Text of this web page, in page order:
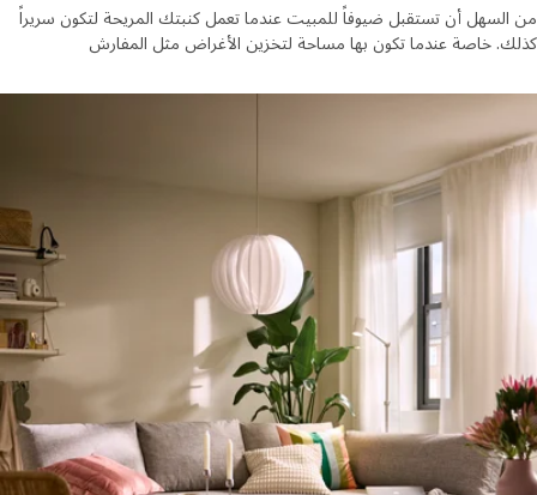
أن تستقبل ضيوفاً للمبيت عندما تعمل كنبتك المريحة لتكون سريراً
خاصة عندما تكون بها مساحة لتخزين الأغراض مثل المفارش